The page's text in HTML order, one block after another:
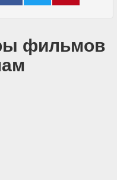
фильмов